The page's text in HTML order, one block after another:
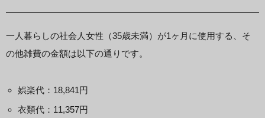
一人暮らしの社会人女性（35歳未満）が1ヶ月に使用する、そ
の他雑費の金額は以下の通りです。
娯楽代：18,841円
衣類代：11,357円